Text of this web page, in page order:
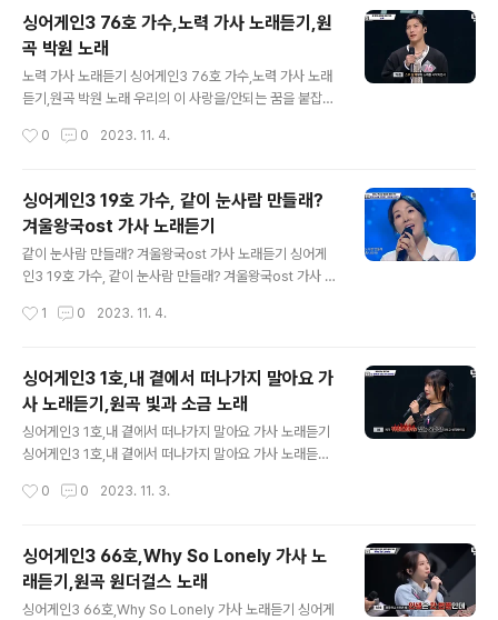
ight We don’t need to talk anymore Can you see
Can you see Can you see me now? When your h
ere loving me finally l become one true myself L
ook at me Look at me Look at me right now You
make..
싱어게인3 76호 가수,노력 가사 노래듣기,원
곡 박원 노래
노력 가사 노래듣기 싱어게인3 76호 가수,노력 가사 노래
듣기,원곡 박원 노래 우리의 이 사랑을/안되는 꿈을 붙잡
가 다른 건/특별하다고/같은 건 운명이라 https://youtu.b
수 있는 날 친굴 만났고 끊이지 않던 대화가 이젠 끊기고 널
바라보다가 다른 사람을 겹쳐봤어 누군가 내 안에 들어온
것도 아닌데 사랑한단 말은 점점 미안하고 억지로 한 것뿐
인데 넌 좋아하고 너에게만 나는 아주 바쁜 사람 내 연락을
기다리다가 또 잠들겠지 나도 노력해봤어 우리의 이 사랑
는 게 말이 되니 서로가 다른 건 특별하다고 같은 건 운명이
0 0 2023. 11. 4.
싱어게인3 19호 가수, 같이 눈사람 만들래?
겨울왕국ost 가사 노래듣기
같이 눈사람 만들래? 겨울왕국ost 가사 노래듣기 싱어게
인3 19호 가수, 같이 눈사람 만들래? 겨울왕국ost 가사 노
o_MUSc&t=309s 언니 같이 눈사람 만들래 제발 좀 나
친했는데 이젠 아니야 그 이유를 알고파 같이 눈사람 만들
래 눈사람 아니어도 좋아 저리 가 안나 그래 안녕 같이 눈사
람 만들래 아니면 자전거 탈래 이제는 나도 지쳐가나 봐 벽
에다 말을 하며 놀고 있잖아 조금 있다가 봐 사실은 조금 외
로워 텅 빈 방에선 시계 소리만 들려 엘사 언니 제발 대답
상 기다려 문 열어줘 이젠 둘뿐이야 언니하고 나 앞으..
1 0 2023. 11. 4.
싱어게인3 1호,내 곁에서 떠나가지 말아요 가
사 노래듣기,원곡 빛과 소금 노래
싱어게인3 1호,내 곁에서 떠나가지 말아요 가사 노래듣기
싱어게인3 1호,내 곁에서 떠나가지 말아요 가사 노래듣기,
밤은/너무 쓸쓸해 그대가 더 잘 알고 있잖아요 내곁에서 떠
고 있잖아요 제발 아무말도 하지말아 나약한 내가 뭘할 수
있을까 생각을 해봐 그대가 내겐 전부였었는데 음 오 제발
내 곁에서 떠나가지 말아요 그대 없는 밤은 너무 싫어 우 우
우 돌이킬 수 없는 그대 마음 우 우 우 이제와서 다시 어쩌
0 0 2023. 11. 3.
싱어게인3 66호,Why So Lonely 가사 노
래듣기,원곡 원더걸스 노래
싱어게인3 66호,Why So Lonely 가사 노래듣기 싱어게